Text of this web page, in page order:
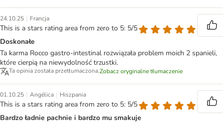
24.10.25 | Francja
This is a stars rating area from zero to 5: 5/5
Doskonałe
Ta karma Rocco gastro-intestinal rozwiązała problem moich 2 spanieli,
które cierpią na niewydolność trzustki.
Ta opinia została przetłumaczona.Zobacz oryginalne tłumaczenie
01.10.25 | Angélica | Hiszpania
This is a stars rating area from zero to 5: 5/5
Bardzo ładnie pachnie i bardzo mu smakuje